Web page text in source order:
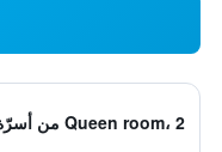
Queen room، 2 من أسرّة الكوين